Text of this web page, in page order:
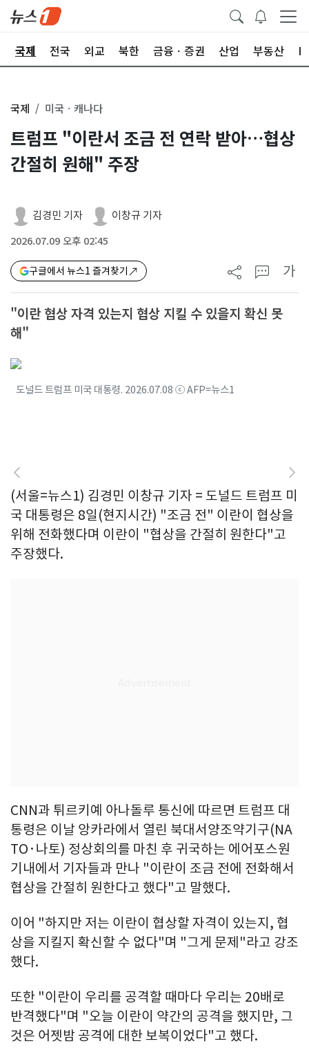
국제 전국 외교 북한 금융ㆍ증권 산업 부동산
국제 미국ㆍ캐나다
트럼프 "이란서 조금 전 연락 받아…협상
간절히 원해" 주장
김경민 기자 이창규 기자
2026.07.09 오후 02:45
구글에서 뉴스1 즐겨찾기 가
"이란 협상 자격 있는지 협상 지킬 수 있을지 확신 못
해"
도널드 트럼프 미국 대통령. 2026.07.08 ⓒ AFP=뉴스1
(서울=뉴스1) 김경민 이창규 기자 = 도널드 트럼프 미
국 대통령은 8일(현지시간) "조금 전" 이란이 협상을
위해 전화했다며 이란이 "협상을 간절히 원한다"고
주장했다.
CNN과 튀르키예 아나돌루 통신에 따르면 트럼프 대
통령은 이날 앙카라에서 열린 북대서양조약기구(NA
TO·나토) 정상회의를 마친 후 귀국하는 에어포스원
기내에서 기자들과 만나 "이란이 조금 전에 전화해서
협상을 간절히 원한다고 했다"고 말했다.
이어 "하지만 저는 이란이 협상할 자격이 있는지, 협
상을 지킬지 확신할 수 없다"며 "그게 문제"라고 강조
했다.
또한 "이란이 우리를 공격할 때마다 우리는 20배로
반격했다"며 "오늘 이란이 약간의 공격을 했지만, 그
것은 어젯밤 공격에 대한 보복이었다"고 했다.